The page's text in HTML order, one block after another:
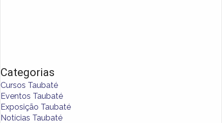
Categorias
Cursos Taubaté
Eventos Taubaté
Exposição Taubaté
Notícias Taubaté